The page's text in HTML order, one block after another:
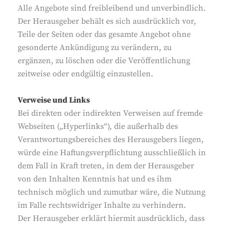
Alle Angebote sind freibleibend und unverbindlich.
Der Herausgeber behält es sich ausdrücklich vor,
Teile der Seiten oder das gesamte Angebot ohne
gesonderte Ankündigung zu verändern, zu
ergänzen, zu löschen oder die Veröffentlichung
zeitweise oder endgültig einzustellen.
Verweise und Links
Bei direkten oder indirekten Verweisen auf fremde
Webseiten („Hyperlinks“), die außerhalb des
Verantwortungsbereiches des Herausgebers liegen,
würde eine Haftungsverpflichtung ausschließlich in
dem Fall in Kraft treten, in dem der Herausgeber
von den Inhalten Kenntnis hat und es ihm
technisch möglich und zumutbar wäre, die Nutzung
im Falle rechtswidriger Inhalte zu verhindern.
Der Herausgeber erklärt hiermit ausdrücklich, dass